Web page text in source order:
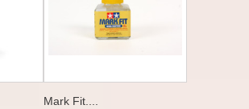
Mark Fit....